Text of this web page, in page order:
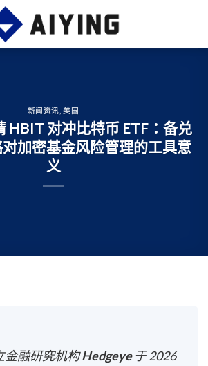
新闻资讯 ,美国
HBIT 对冲比特币 ETF：备兑
加密基金风险管理的工具意
义
金融研究机构Hedgeye于 2026